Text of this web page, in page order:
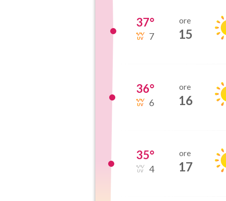
37°
7
ore
15
36°
6
ore
16
35°
4
ore
17